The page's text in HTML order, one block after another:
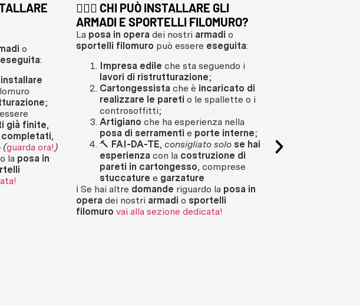
o
eseguita:
installare
;
già finite,
,
(guarda ora! )
la posa in
👷🏼‍♂️ CHI PUÒ INSTALLARE GLI
ARMADI E SPORTELLI FILOMURO?
La posa in opera dei nostri armadi o
sportelli filomuro può essere eseguita:
Impresa edile che sta seguendo i
lavori di ristrutturazione;
Cartongessista che è incaricato di
realizzare le pareti o le spallette o i
controsoffitti;
Artigiano che ha esperienza nella
posa di serramenti e porte interne;
🔨 FAI-DA-TE, consigliato solo se hai
esperienza con la costruzione di
pareti in cartongesso, comprese
stuccature e garzature
ℹ️ Se hai altre domande riguardo la posa in
opera dei nostri armadi o sportelli
filomuro vai alla sezione dedicata!